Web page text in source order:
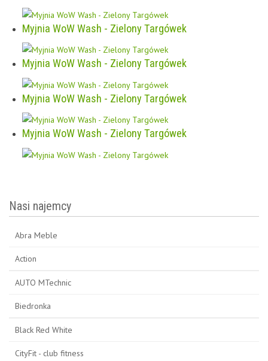
Myjnia WoW Wash - Zielony Targówek
Myjnia WoW Wash - Zielony Targówek
Myjnia WoW Wash - Zielony Targówek
Myjnia WoW Wash - Zielony Targówek
Nasi najemcy
Abra Meble
Action
AUTO MTechnic
Biedronka
Black Red White
CityFit - club fitness